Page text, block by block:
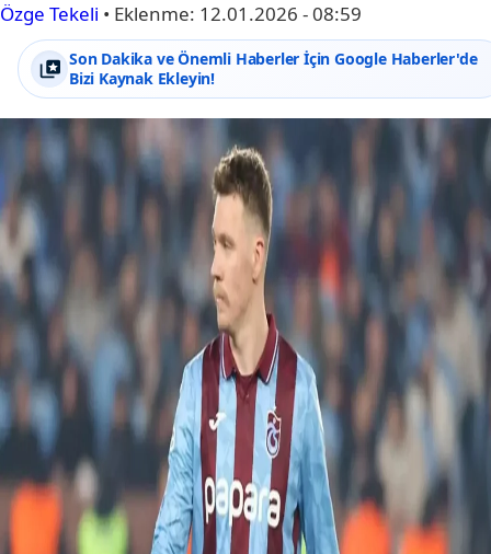
Özge Tekeli • Eklenme: 12.01.2026 - 08:59
Son Dakika ve Önemli Haberler İçin Google Haberler'de
Bizi Kaynak Ekleyin!